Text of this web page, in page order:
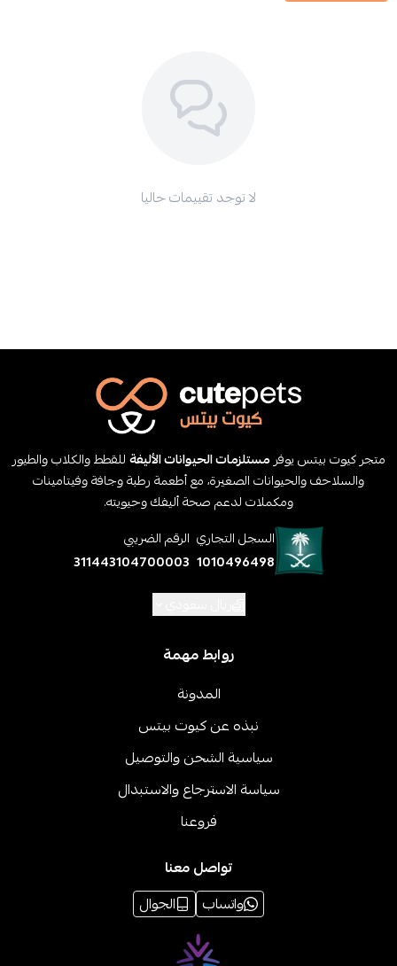
لا توجد تقييمات حاليا
متجر كيوت بيتس يوفر مستلزمات الحيوانات الأليفةللقطط والكلاب والطيور
والسلاحف والحيوانات الصغيرة، مع أطعمة رطبة وجافة وفيتامينات
ومكملات لدعم صحة أليفك وحيويته.
السجل التجاري
1010496498
الرقم الضريبي
311443104700003
روابط مهمة
المدونة
نبذه عن كيوت بيتس
سياسية الشحن والتوصيل
سياسة الاسترجاع والاستبدال
فروعنا
تواصل معنا
واتساب
الجوال